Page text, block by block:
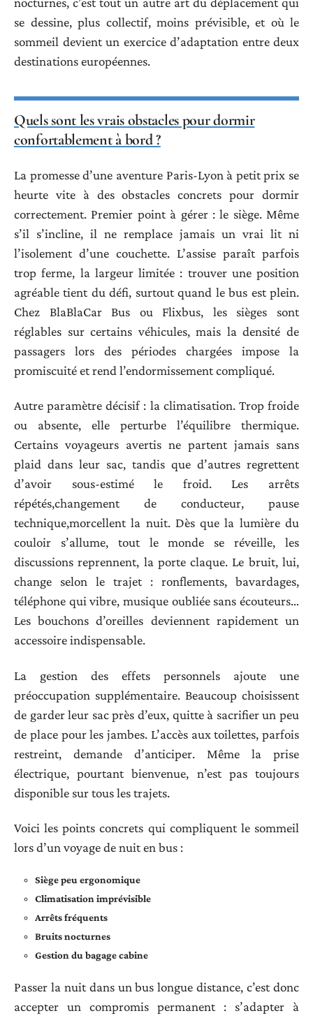
se dessine, plus collectif, moins prévisible, et où le
sommeil devient un exercice d’adaptation entre deux
destinations européennes.
Quels sont les vrais obstacles pour dormir
confortablement à bord ?
La promesse d’une aventure Paris-Lyon à petit prix se
heurte vite à des obstacles concrets pour dormir
correctement. Premier point à gérer : le siège. Même
s’il s’incline, il ne remplace jamais un vrai lit ni
l’isolement d’une couchette. L’assise paraît parfois
trop ferme, la largeur limitée : trouver une position
agréable tient du défi, surtout quand le bus est plein.
Chez BlaBlaCar Bus ou Flixbus, les sièges sont
réglables sur certains véhicules, mais la densité de
passagers lors des périodes chargées impose la
promiscuité et rend l’endormissement compliqué.
Autre paramètre décisif : la climatisation. Trop froide
ou absente, elle perturbe l’équilibre thermique.
Certains voyageurs avertis ne partent jamais sans
plaid dans leur sac, tandis que d’autres regrettent
d’avoir sous-estimé le froid. Les arrêts
répétés,changement de conducteur, pause
technique,morcellent la nuit. Dès que la lumière du
couloir s’allume, tout le monde se réveille, les
discussions reprennent, la porte claque. Le bruit, lui,
change selon le trajet : ronflements, bavardages,
téléphone qui vibre, musique oubliée sans écouteurs…
Les bouchons d’oreilles deviennent rapidement un
accessoire indispensable.
La gestion des effets personnels ajoute une
préoccupation supplémentaire. Beaucoup choisissent
de garder leur sac près d’eux, quitte à sacrifier un peu
de place pour les jambes. L’accès aux toilettes, parfois
restreint, demande d’anticiper. Même la prise
électrique, pourtant bienvenue, n’est pas toujours
disponible sur tous les trajets.
Voici les points concrets qui compliquent le sommeil
lors d’un voyage de nuit en bus :
Siège peu ergonomique
Climatisation imprévisible
Arrêts fréquents
Bruits nocturnes
Gestion du bagage cabine
Passer la nuit dans un bus longue distance, c’est donc
accepter un compromis permanent : s’adapter à